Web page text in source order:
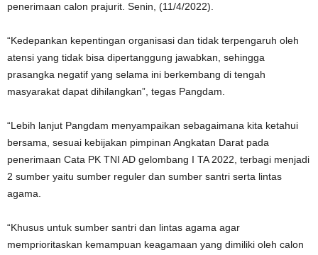
penerimaan calon prajurit. Senin, (11/4/2022).
“Kedepankan kepentingan organisasi dan tidak terpengaruh oleh
atensi yang tidak bisa dipertanggung jawabkan, sehingga
prasangka negatif yang selama ini berkembang di tengah
masyarakat dapat dihilangkan”, tegas Pangdam.
“Lebih lanjut Pangdam menyampaikan sebagaimana kita ketahui
bersama, sesuai kebijakan pimpinan Angkatan Darat pada
penerimaan Cata PK TNI AD gelombang I TA 2022, terbagi menjadi
2 sumber yaitu sumber reguler dan sumber santri serta lintas
agama.
“Khusus untuk sumber santri dan lintas agama agar
memprioritaskan kemampuan keagamaan yang dimiliki oleh calon